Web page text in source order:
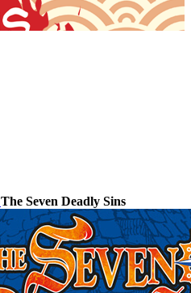
The Seven Deadly Sins